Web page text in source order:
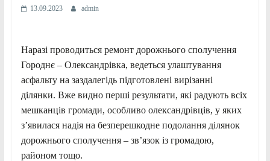
13.09.2023 admin
Наразі проводиться ремонт дорожнього сполучення
Городнє – Олександрівка, ведеться улаштування
асфальту на заздалегідь підготовлені вирізанні
ділянки. Вже видно перші результати, які радують всіх
мешканців громади, особливо олександрівців, у яких
з’явилася надія на безперешкодне подолання ділянок
дорожнього сполучення – зв’язок із громадою,
районом тощо.